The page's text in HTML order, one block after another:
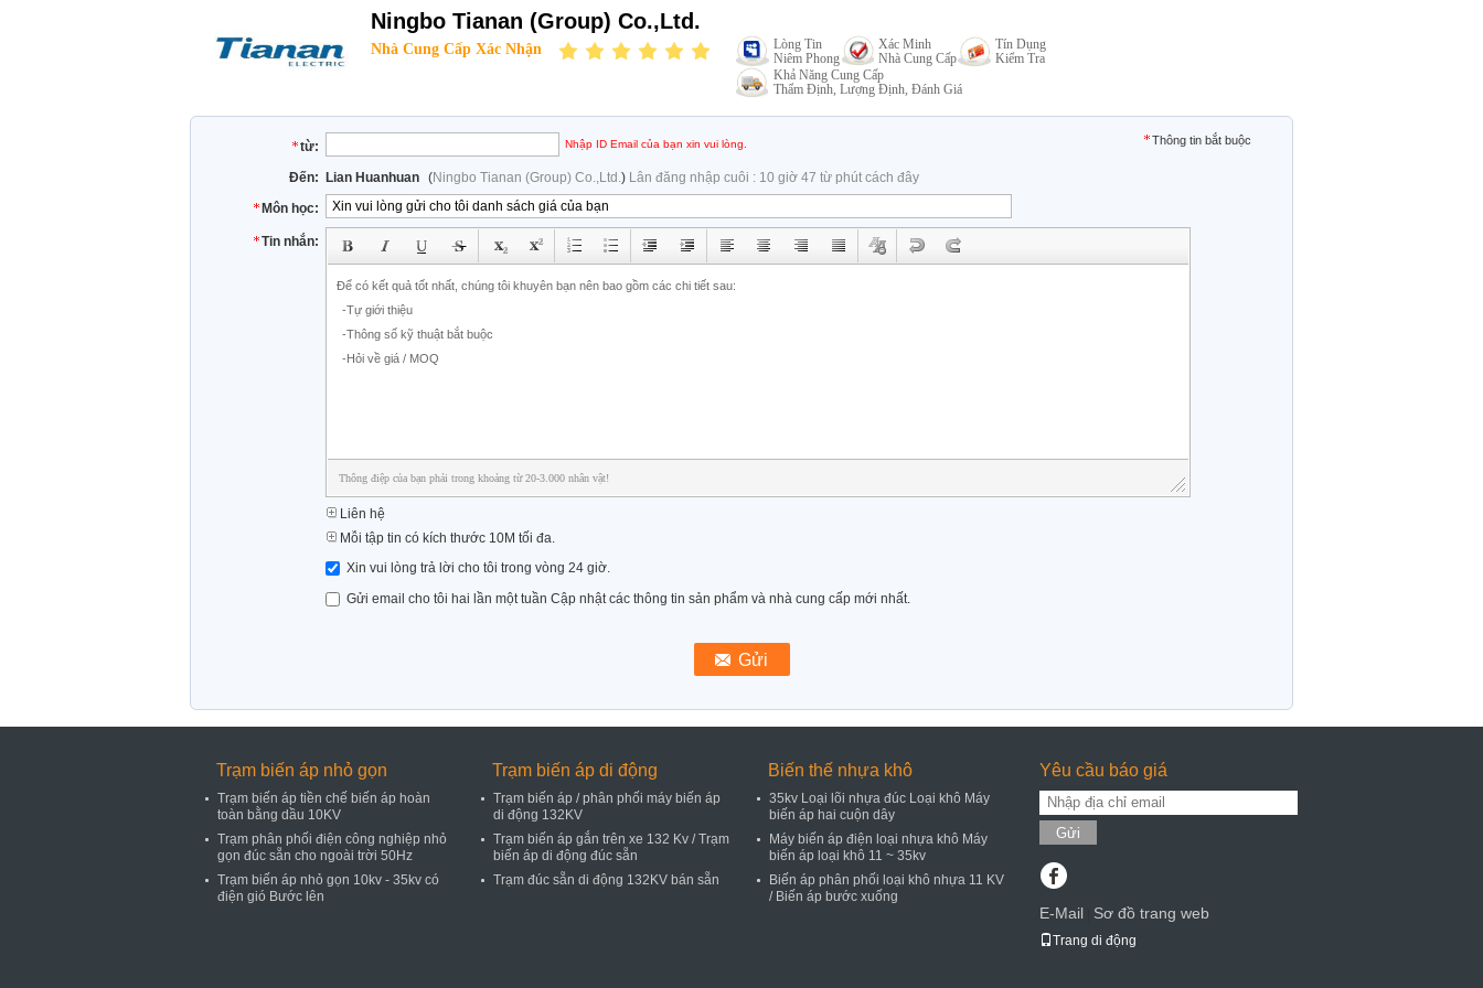
Ningbo Tianan (Group) Co.,Ltd.
Nhà Cung Cấp Xác Nhận
Lòng Tin
Niêm Phong
Xác Minh
Nhà Cung Cấp
Tín Dụng
Kiểm Tra
Khả Năng Cung Cấp
Thẩm Định, Lượng Định, Đánh Giá
từ: Nhập ID Email của bạn xin vui lòng. Thông tin bắt buộc
Đến: Lian Huanhuan (Ningbo Tianan (Group) Co.,Ltd.) Lân đăng nhập cuôi : 10 giờ 47 từ phút cách đây
Môn học:
Tin nhắn:
Thông điệp của bạn phải trong khoảng từ 20-3.000 nhân vật!
Liên hệ
Mỗi tập tin có kích thước 10M tối đa.
Xin vui lòng trả lời cho tôi trong vòng 24 giờ.
Gửi email cho tôi hai lần một tuần Cập nhật các thông tin sản phẩm và nhà cung cấp mới nhất.
Trạm biến áp nhỏ gọn
Trạm biến áp tiền chế biến áp hoàn
toàn bằng dầu 10KV
Trạm phân phối điện công nghiệp nhỏ
gọn đúc sẵn cho ngoài trời 50Hz
Trạm biến áp nhỏ gọn 10kv - 35kv có
điện gió Bước lên
Trạm biến áp di động
Trạm biến áp / phân phối máy biến áp
di động 132KV
Trạm biến áp gắn trên xe 132 Kv / Trạm
biến áp di động đúc sẵn
Trạm đúc sẵn di động 132KV bán sẵn
Biến thế nhựa khô
35kv Loại lõi nhựa đúc Loại khô Máy
biến áp hai cuộn dây
Máy biến áp điện loại nhựa khô Máy
biến áp loại khô 11 ~ 35kv
Biến áp phân phối loại khô nhựa 11 KV
/ Biến áp bước xuống
Yêu cầu báo giá
Gửi
E-Mail Sơ đồ trang web
Trang di động